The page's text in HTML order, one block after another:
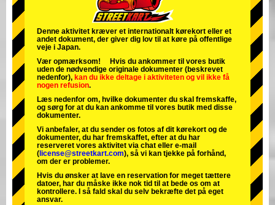
Tokyo Shinagawa
Tokyo Akihabara#2
Tokyo Shibuya Annex Tokyo Bay
Tokyo Asakusa Osaka
Okinawa
Denne aktivitet kræver et internationalt kørekort eller et
andet dokument, der giver dig lov til at køre på offentlige
veje i Japan.
Vær opmærksom! Hvis du ankommer til vores butik
uden de nødvendige originale dokumenter (beskrevet
nedenfor), kan du ikke deltage i aktiviteten og vil ikke få
nogen refusion.
Læs nedenfor om, hvilke dokumenter du skal fremskaffe,
og sørg for at du kan ankomme til vores butik med disse
dokumenter.
Vi anbefaler, at du sender os fotos af dit kørekort og de
dokumenter, du har fremskaffet, efter at du har
reserveret vores aktivitet via chat eller e-mail
( license@streetkart.com), så vi kan tjekke på forhånd,
om der er problemer.
Hvis du ønsker at lave en reservation for meget tættere
datoer, har du måske ikke nok tid til at bede os om at
kontrollere. I så fald skal du selv bekræfte det på eget
ansvar.